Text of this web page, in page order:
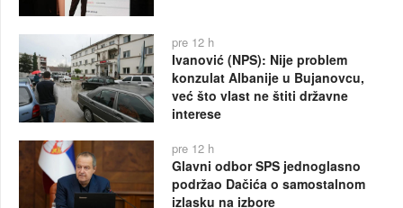
pre 12 h
Ivanović (NPS): Nije problem
konzulat Albanije u Bujanovcu,
već što vlast ne štiti državne
interese
pre 12 h
Glavni odbor SPS jednoglasno
podržao Dačića o samostalnom
izlasku na izbore